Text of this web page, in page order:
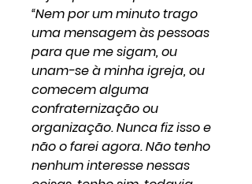
“Nem por um minuto trago
uma mensagem às pessoas
para que me sigam, ou
unam-se à minha igreja, ou
comecem alguma
confraternização ou
organização. Nunca fiz isso e
não o farei agora. Não tenho
nenhum interesse nessas